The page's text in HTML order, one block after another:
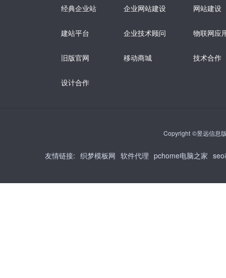
经典企业站
建站平台
旧版官网
设计合作
企业网站建设
企业技术顾问
移动商城
网站建设
物联网应
技术合作
Copyright ©昱远信息
友情链接: 织梦模板网 软件代理 pchome电脑之家